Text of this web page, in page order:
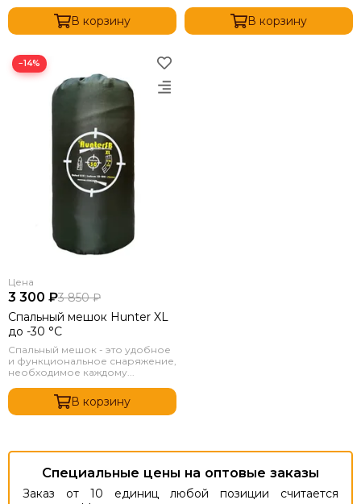
В корзину В корзину
−14%
Цена
3 300 ₽3 850 ₽
Спальный мешок Hunter XL
до -30 °C
Спальный мешок - это удобное
и функциональное снаряжение,
необходимое каждому...
В корзину
Специальные цены на оптовые заказы
Заказ от 10 единиц любой позиции считается